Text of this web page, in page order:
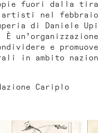
fuori dalla
artisti nel febbraio
di Daniele
È
e
in ambito
Cariplo